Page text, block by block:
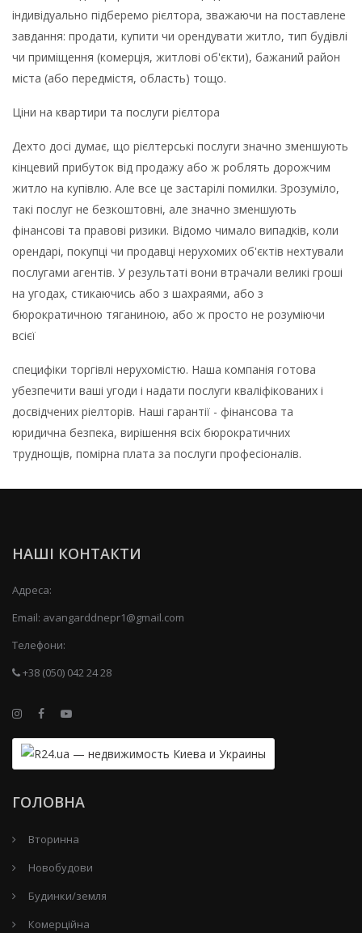
індивідуально підберемо рієлтора, зважаючи на поставлене
завдання: продати, купити чи орендувати житло, тип будівлі
чи приміщення (комерція, житлові об'єкти), бажаний район
міста (або передмістя, область) тощо.
Ціни на квартири та послуги рієлтора
Дехто досі думає, що рієлтерські послуги значно зменшують
кінцевий прибуток від продажу або ж роблять дорожчим
житло на купівлю. Але все це застарілі помилки. Зрозуміло,
такі послуг не безкоштовні, але значно зменшують
фінансові та правові ризики. Відомо чимало випадків, коли
орендарі, покупці чи продавці нерухомих об'єктів нехтували
послугами агентів. У результаті вони втрачали великі гроші
на угодах, стикаючись або з шахраями, або з
бюрократичною тяганиною, або ж просто не розуміючи
всієї
специфіки торгівлі нерухомістю. Наша компанія готова
убезпечити ваші угоди і надати послуги кваліфікованих і
досвідчених ріелторів. Наші гарантії - фінансова та
юридична безпека, вирішення всіх бюрократичних
труднощів, помірна плата за послуги професіоналів.
НАШІ КОНТАКТИ
Адреса:
Email: avangarddnepr1@gmail.com
Телефони:
+38 (050) 042 24 28
ГОЛОВНА
Вторинна
Новобудови
Будинки/земля
Комерційна